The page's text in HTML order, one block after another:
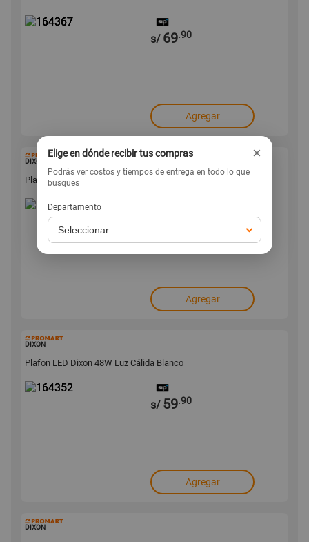
s/ 69.90
Agregar
164353
DIXON
Plafon LED Dixon 48W Luz Cálida Negro
s/59.90
Agregar
DIXON
Plafon LED Dixon 48W Luz Cálida Blanco
s/ 59.90
Agregar
DIXON
Elige en dónde recibir tus compras ×
Podrás ver costos y tiempos de entrega en todo lo que
busques
Departamento